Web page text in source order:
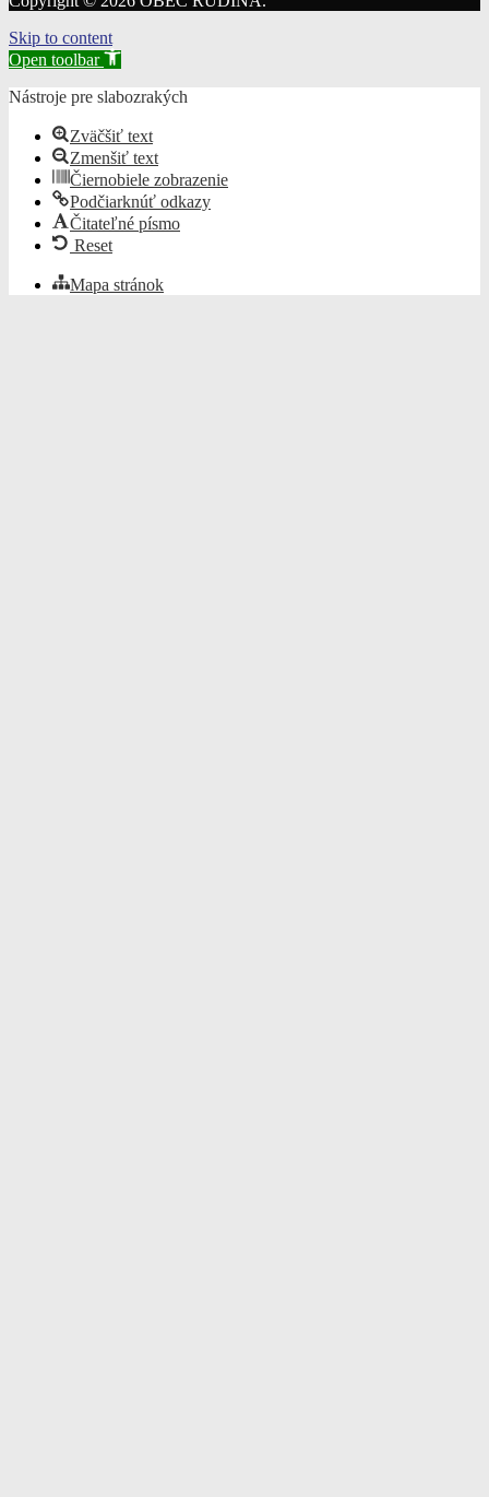
Skip to content
Open toolbar
Nástroje pre slabozrakých
Zväčšiť text
Zmenšiť text
Čiernobiele zobrazenie
Podčiarknúť odkazy
Čitateľné písmo
Reset
Mapa stránok